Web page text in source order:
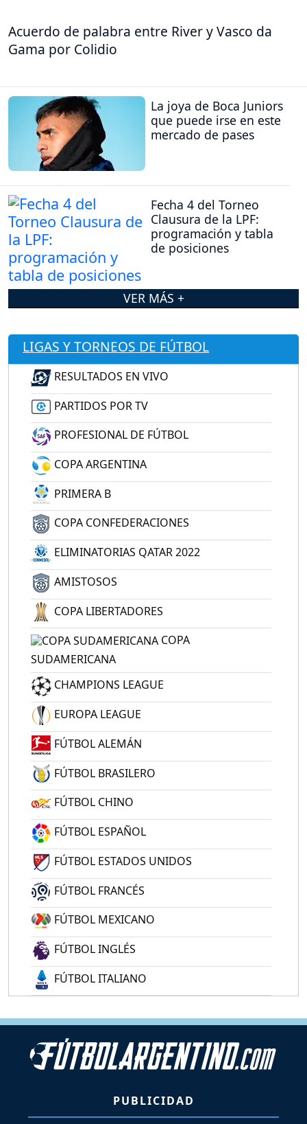
Acuerdo de palabra entre River y Vasco da
Gama por Colidio
La joya de Boca Juniors
que puede irse en este
mercado de pases
Fecha 4 del Torneo
Clausura de la LPF:
programación y tabla
de posiciones
VER MÁS +
LIGAS Y TORNEOS DE FÚTBOL
RESULTADOS EN VIVO
PARTIDOS POR TV
PROFESIONAL DE FÚTBOL
COPA ARGENTINA
PRIMERA B
COPA CONFEDERACIONES
ELIMINATORIAS QATAR 2022
AMISTOSOS
COPA LIBERTADORES
COPA
SUDAMERICANA
CHAMPIONS LEAGUE
EUROPA LEAGUE
FÚTBOL ALEMÁN
FÚTBOL BRASILERO
FÚTBOL CHINO
FÚTBOL ESPAÑOL
FÚTBOL ESTADOS UNIDOS
FÚTBOL FRANCÉS
FÚTBOL MEXICANO
FÚTBOL INGLÉS
FÚTBOL ITALIANO
PUBLICIDAD